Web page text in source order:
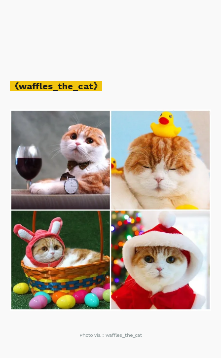
《waffles_the_cat》
Photo via：waffles_the_cat